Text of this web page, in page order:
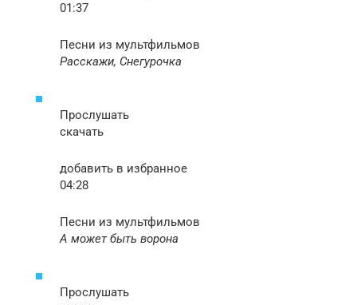
01:37
Песни из мультфильмов
Расскажи, Снегурочка
Прослушать
скачать
добавить в избранное
04:28
Песни из мультфильмов
А может быть ворона
Прослушать